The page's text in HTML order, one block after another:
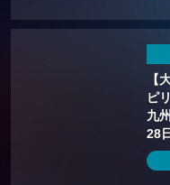
【
ピ
九
28